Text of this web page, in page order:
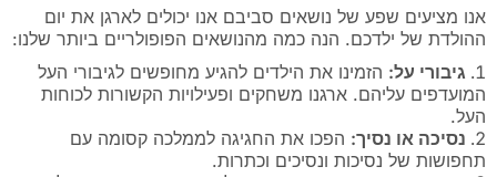
אנו מציעים שפע של נושאים סביבם אנו יכולים לארגן את יום
ההולדת של ילדכם. הנה כמה מהנושאים הפופולריים ביותר שלנו:
גיבורי על: הזמינו את הילדים להגיע מחופשים לגיבורי העל
המועדפים עליהם. ארגנו משחקים ופעילויות הקשורות לכוחות
העל.
נסיכה או נסיך: הפכו את החגיגה לממלכה קסומה עם
תחפושות של נסיכות ונסיכים וכתרות.